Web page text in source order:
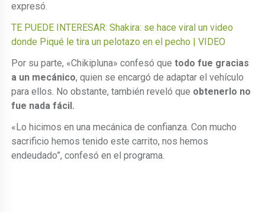
expresó.
TE PUEDE INTERESAR: Shakira: se hace viral un video
donde Piqué le tira un pelotazo en el pecho | VIDEO
Por su parte, «Chikipluna» confesó quetodo fue gracias
a un mecánico, quien se encargó de adaptar el vehículo
para ellos. No obstante, también reveló que obtenerlo no
fue nada fácil.
«Lo hicimos en una mecánica de confianza. Con mucho
sacrificio hemos tenido este carrito, nos hemos
endeudado”, confesó en el programa.